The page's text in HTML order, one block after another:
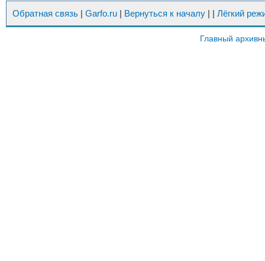
Обратная связь | Garfo.ru | Вернуться к началу | | Лёгкий
Главный